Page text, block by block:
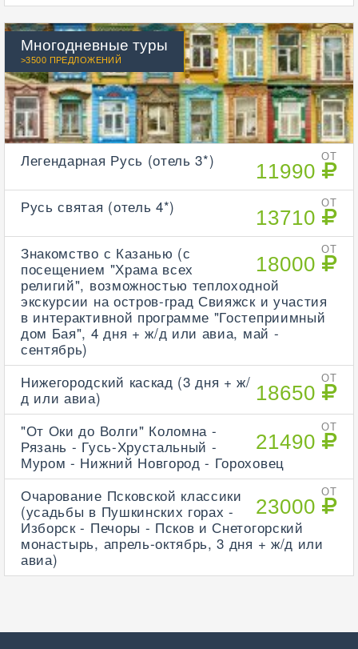
Многодневные туры
>3500 ПРЕДЛОЖЕНИЙ
ОТ
11990
Легендарная Русь (отель 3*)
ОТ
13710
Русь святая (отель 4*)
ОТ
18000
Знакомство с Казанью (с
посещением "Храма всех
религий", возможностью теплоходной
экскурсии на остров-град Свияжск и участия
в интерактивной программе "Гостеприимный
дом Бая", 4 дня + ж/д или авиа, май -
сентябрь)
ОТ
18650
Нижегородский каскад (3 дня + ж/
д или авиа)
ОТ
21490
"От Оки до Волги" Коломна -
Рязань - Гусь-Хрустальный -
Муром - Нижний Новгород - Гороховец
ОТ
23000
Очарование Псковской классики
(усадьбы в Пушкинских горах -
Изборск - Печоры - Псков и Снетогорский
монастырь, апрель-октябрь, 3 дня + ж/д или
авиа)